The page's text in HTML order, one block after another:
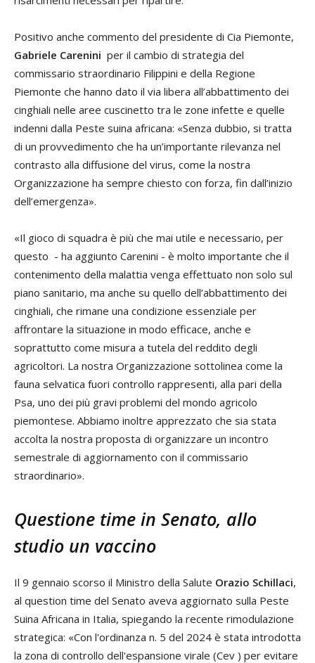
Positivo anche commento del presidente di Cia Piemonte,
Gabriele Carenini per il cambio di strategia del
commissario straordinario Filippini e della Regione
Piemonte che hanno dato il via libera all’abbattimento dei
cinghiali nelle aree cuscinetto tra le zone infette e quelle
indenni dalla Peste suina africana: «Senza dubbio, si tratta
di un provvedimento che ha un’importante rilevanza nel
contrasto alla diffusione del virus, come la nostra
Organizzazione ha sempre chiesto con forza, fin dall’inizio
dell’emergenza».
«Il gioco di squadra è più che mai utile e necessario, per
questo - ha aggiunto Carenini - è molto importante che il
contenimento della malattia venga effettuato non solo sul
piano sanitario, ma anche su quello dell’abbattimento dei
cinghiali, che rimane una condizione essenziale per
affrontare la situazione in modo efficace, anche e
soprattutto come misura a tutela del reddito degli
agricoltori. La nostra Organizzazione sottolinea come la
fauna selvatica fuori controllo rappresenti, alla pari della
Psa, uno dei più gravi problemi del mondo agricolo
piemontese. Abbiamo inoltre apprezzato che sia stata
accolta la nostra proposta di organizzare un incontro
semestrale di aggiornamento con il commissario
straordinario».
Questione time in Senato, allo
studio un vaccino
Il 9 gennaio scorso il Ministro della Salute Orazio Schillaci,
al question time del Senato aveva aggiornato sulla Peste
Suina Africana in Italia, spiegando la recente rimodulazione
strategica: «Con l'ordinanza n. 5 del 2024 è stata introdotta
la zona di controllo dell'espansione virale (Cev ) per evitare